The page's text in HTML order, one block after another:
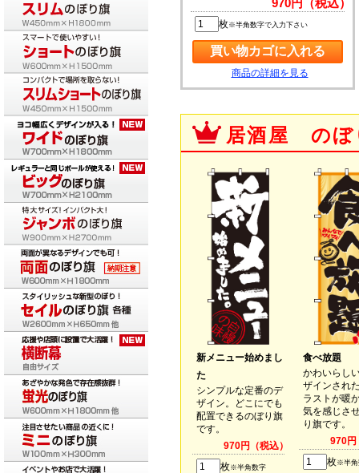
970円（税込）
枚※半角数字で入力下さい
商品の詳細を見る
居酒屋 のぼ
新メニュー始めまし
た
シンプルな定番のデ
ザイン。どこにでも
配置できるのぼり旗
です。
970円（税込）
枚※半角数字
食べ放題
かわいらし
ザインされ
ラストが暖
気を感じさ
り旗です。
970円
枚※半角